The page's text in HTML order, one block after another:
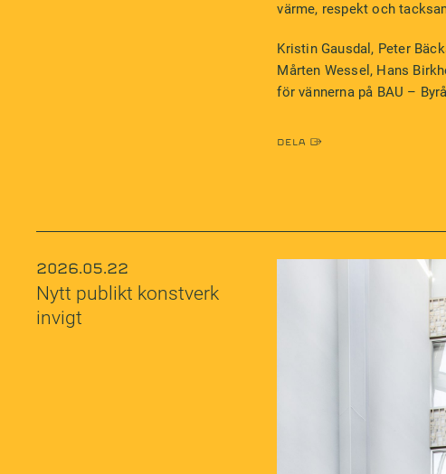
värme, respekt och
Kristin Gausdal, Peter
Mårten Wessel, Hans
för vännerna på BAU –
2026.05.22
Nytt publikt konstverk
invigt